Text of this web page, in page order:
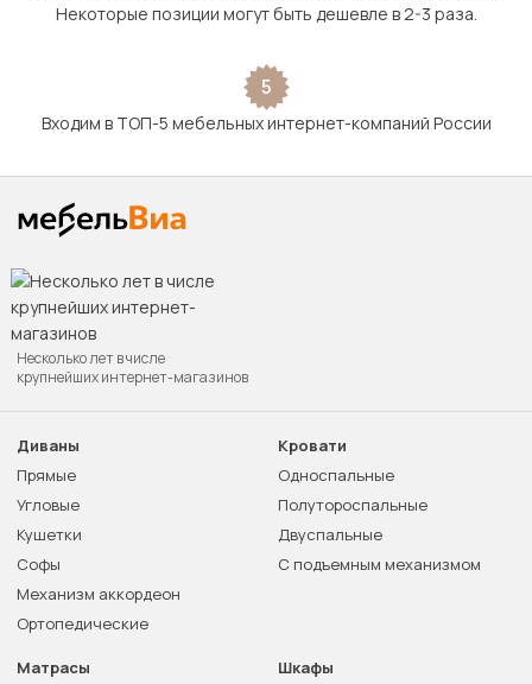
Некоторые позиции могут быть дешевле в 2-3 раза.
5
Входим в ТОП-5 мебельных интернет-компаний России
Несколько лет в числе
крупнейших интернет-магазинов
Диваны
Прямые
Угловые
Кушетки
Софы
Механизм аккордеон
Ортопедические
Кровати
Односпальные
Полутороспальные
Двуспальные
С подъемным механизмом
Матрасы
Шкафы